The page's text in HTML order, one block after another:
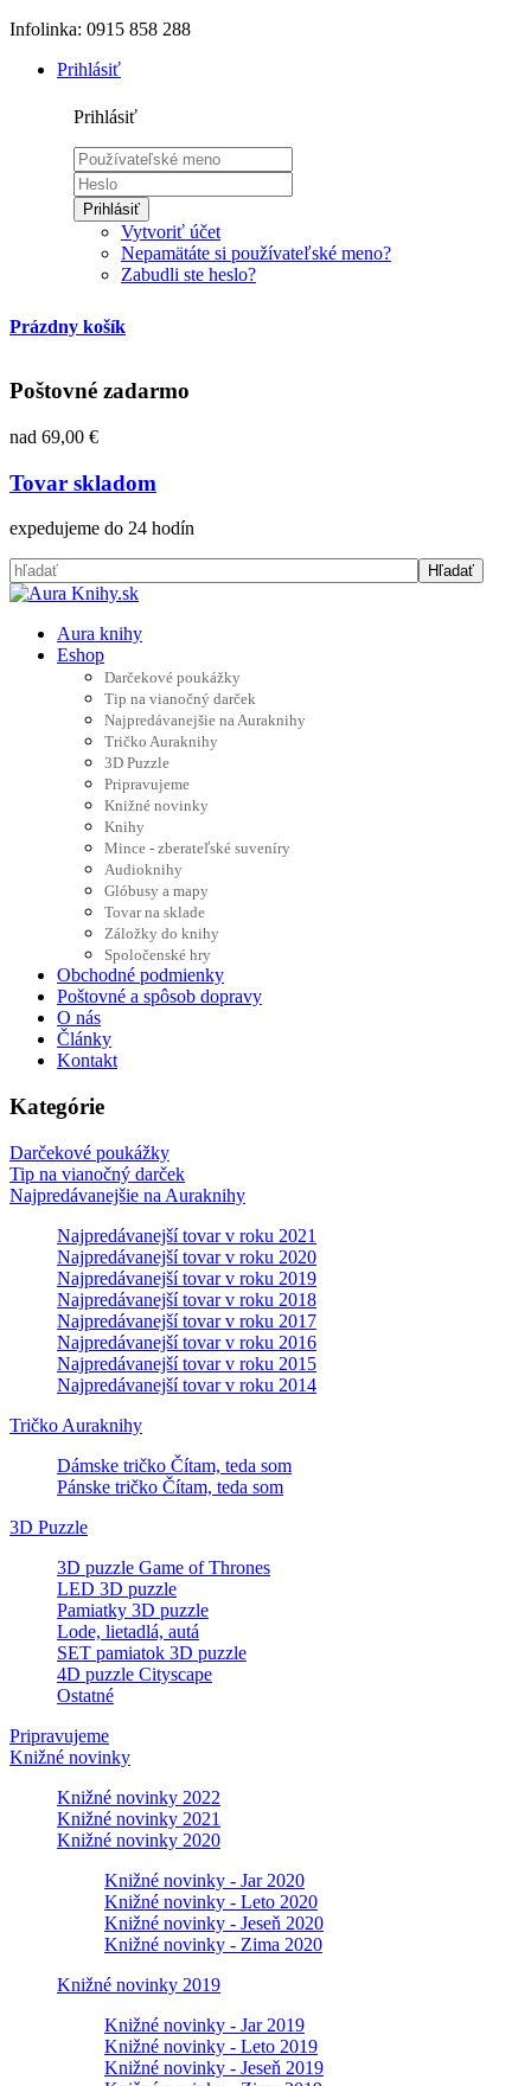
Infolinka: 0915 858 288
Prihlásiť
Prihlásiť
Prihlásiť
Vytvoriť účet
Nepamätáte si používateľské meno?
Zabudli ste heslo?
Prázdny košík
Poštovné zadarmo
nad 69,00 €
Tovar skladom
expedujeme do 24 hodín
Aura knihy
Eshop
Darčekové poukážky
Tip na vianočný darček
Najpredávanejšie na Auraknihy
Tričko Auraknihy
3D Puzzle
Pripravujeme
Knižné novinky
Knihy
Mince - zberateľské suveníry
Audioknihy
Glóbusy a mapy
Tovar na sklade
Záložky do knihy
Spoločenské hry
Obchodné podmienky
Poštovné a spôsob dopravy
O nás
Články
Kontakt
Kategórie
Darčekové poukážky
Tip na vianočný darček
Najpredávanejšie na Auraknihy
Najpredávanejší tovar v roku 2021
Najpredávanejší tovar v roku 2020
Najpredávanejší tovar v roku 2019
Najpredávanejší tovar v roku 2018
Najpredávanejší tovar v roku 2017
Najpredávanejší tovar v roku 2016
Najpredávanejší tovar v roku 2015
Najpredávanejší tovar v roku 2014
Tričko Auraknihy
Dámske tričko Čítam, teda som
Pánske tričko Čítam, teda som
3D Puzzle
3D puzzle Game of Thrones
LED 3D puzzle
Pamiatky 3D puzzle
Lode, lietadlá, autá
SET pamiatok 3D puzzle
4D puzzle Cityscape
Ostatné
Pripravujeme
Knižné novinky
Knižné novinky 2022
Knižné novinky 2021
Knižné novinky 2020
Knižné novinky - Jar 2020
Knižné novinky - Leto 2020
Knižné novinky - Jeseň 2020
Knižné novinky - Zima 2020
Knižné novinky 2019
Knižné novinky - Jar 2019
Knižné novinky - Leto 2019
Knižné novinky - Jeseň 2019